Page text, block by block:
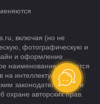
включая (но не
фотографическую и
и оформление
наименование являются
на интеллектуальную
законодательством и
авторских прав.